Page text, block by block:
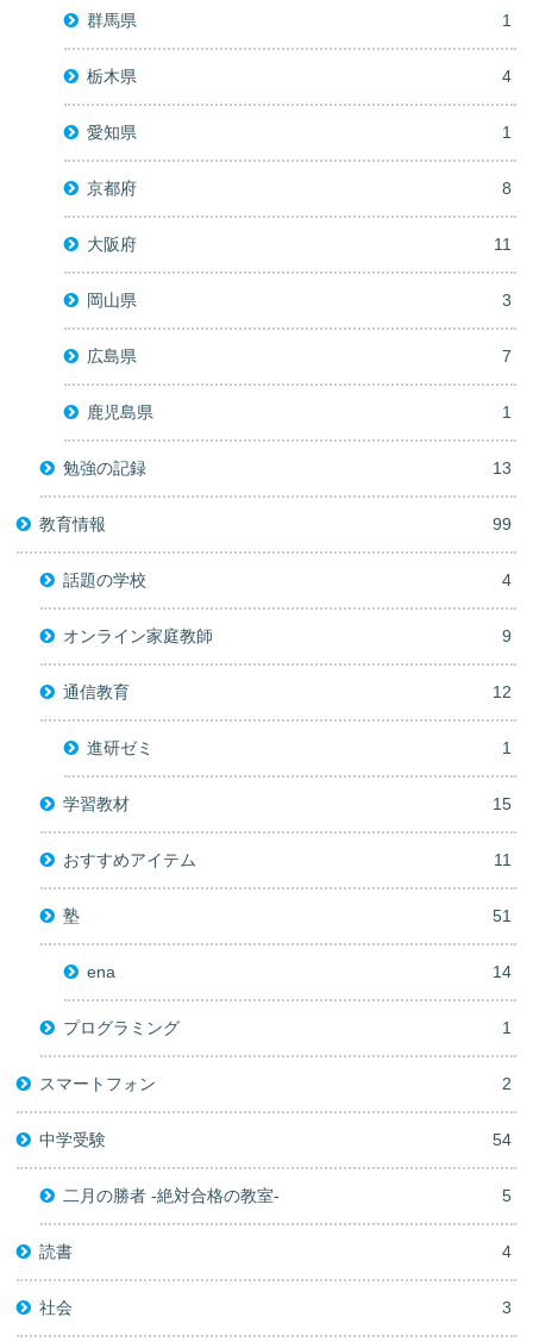
群馬県 1
栃木県 4
愛知県 1
京都府 8
大阪府 11
岡山県 3
広島県 7
鹿児島県 1
勉強の記録 13
教育情報 99
話題の学校 4
オンライン家庭教師 9
通信教育 12
進研ゼミ 1
学習教材 15
おすすめアイテム 11
塾 51
ena 14
プログラミング 1
スマートフォン 2
中学受験 54
二月の勝者 -絶対合格の教室- 5
読書 4
社会 3